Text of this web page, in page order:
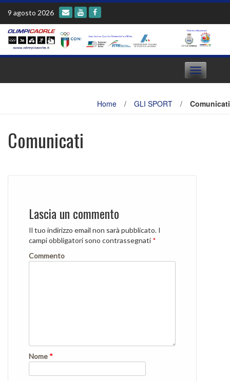
Skip
content
9 agosto 2026
Toggle
navigation
Home / GLI SPORT / Comunicati
Comunicati
Lascia un commento
Il tuo indirizzo email non sarà pubblicato. I
campi obbligatori sono contrassegnati *
Commento
Nome *